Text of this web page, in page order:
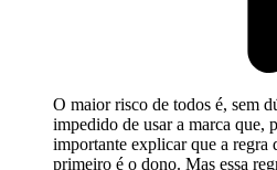
O maior risco de todos é, sem
impedido de usar a marca que,
importante explicar que a regra
primeiro é o dono. Mas essa